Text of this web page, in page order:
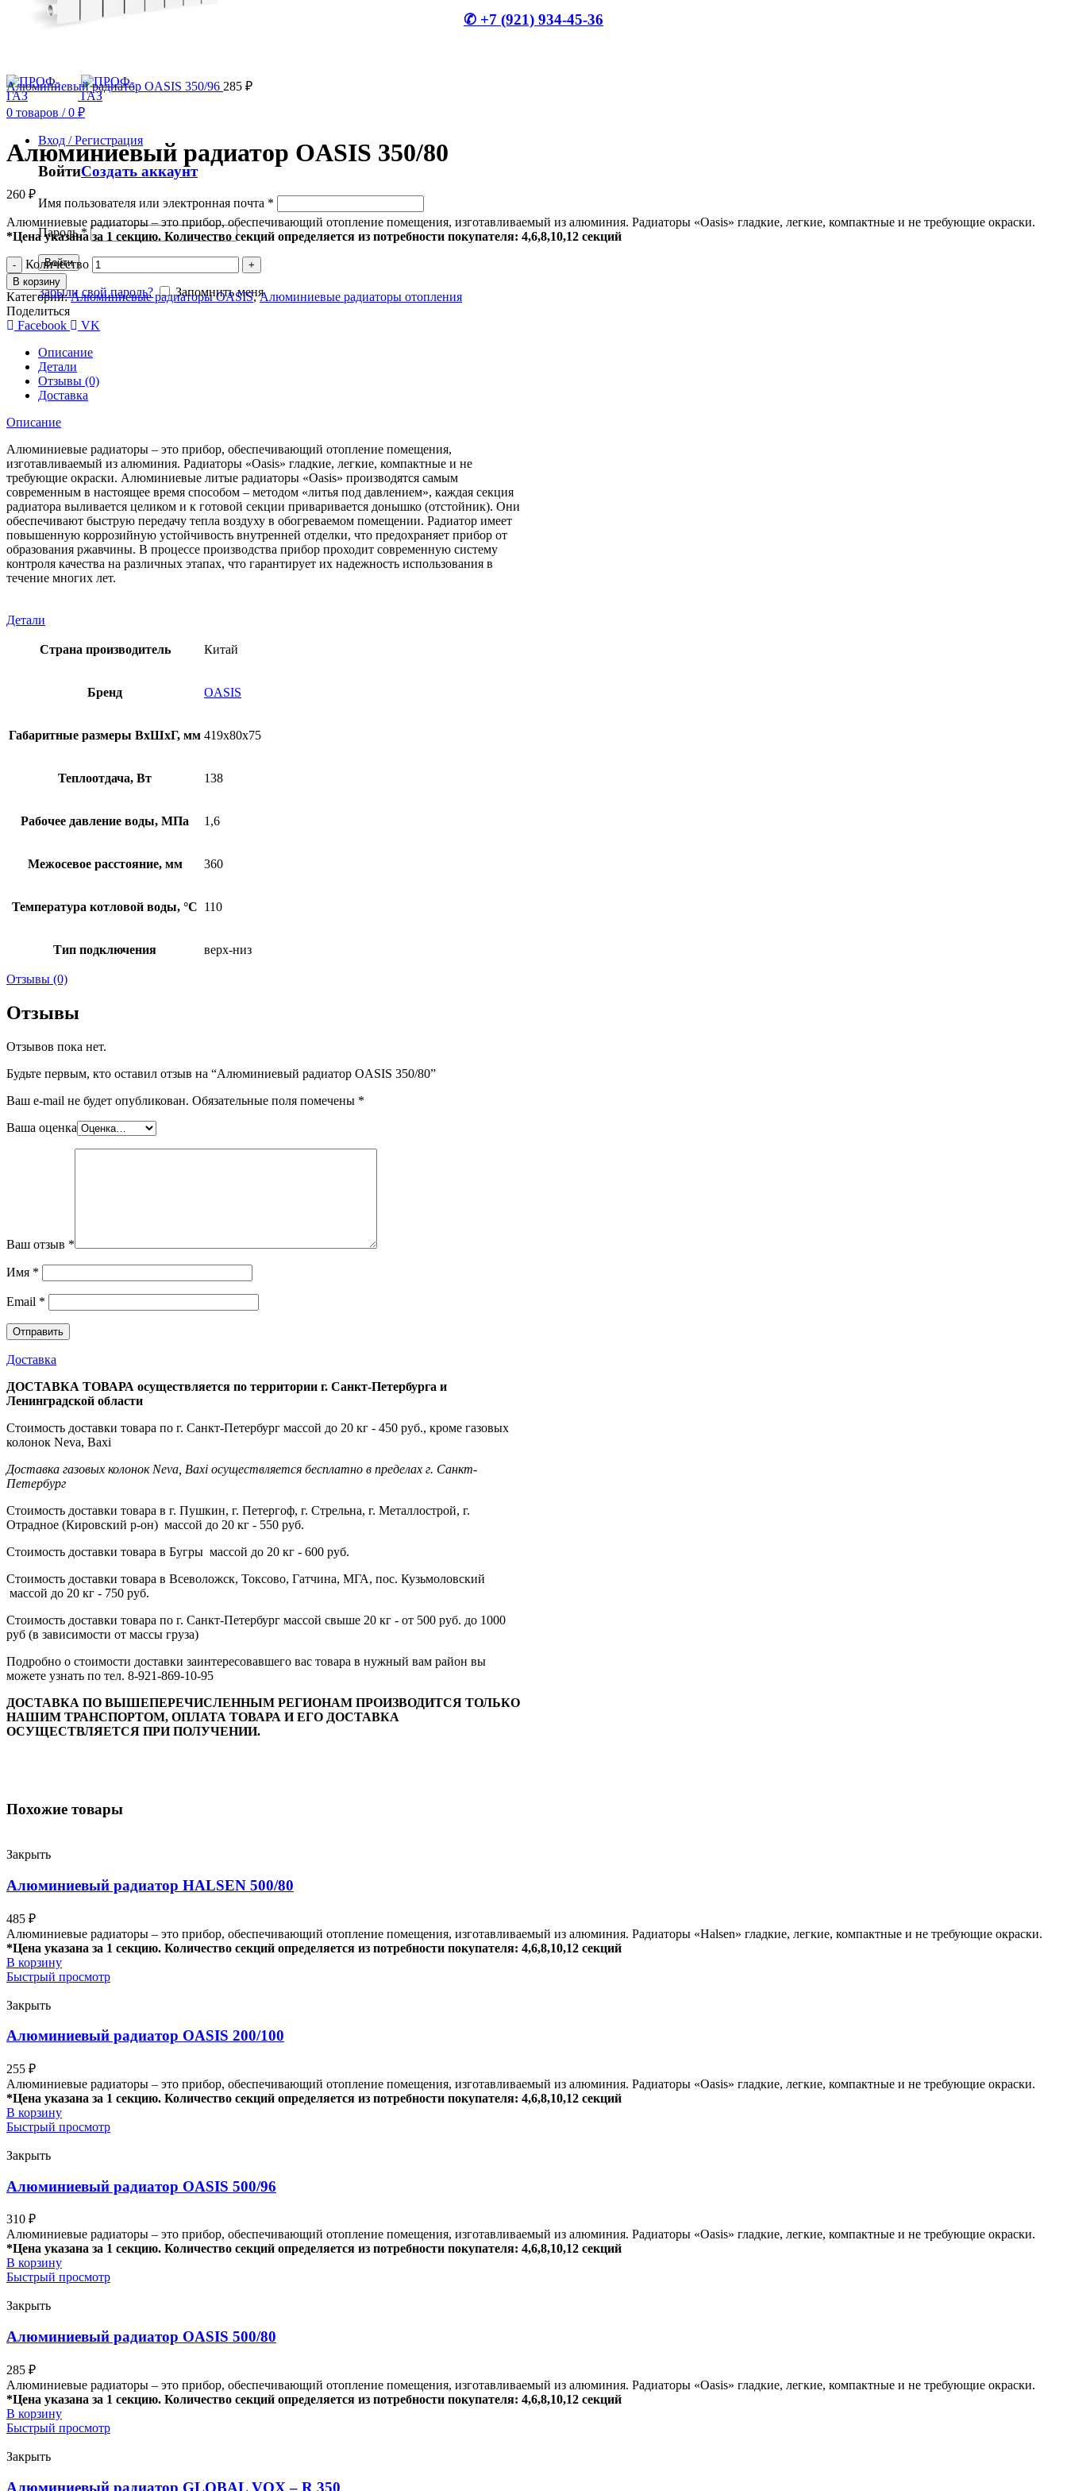
✆ +7 (921) 934-45-36
0 товаров / 0 ₽
Вход / Регистрация
ВойтиСоздать аккаунт
Имя пользователя или электронная почта *
Пароль*
Войти
Забыли свой пароль? Запомнить меня
Алюминиевый радиатор OASIS 350/96 285 ₽
Алюминиевый радиатор OASIS 350/80
260 ₽
Алюминиевые радиаторы – это прибор, обеспечивающий отопление помещения, изготавливаемый из алюминия. Радиаторы «Oasis» гладкие, легкие, компактные и не требующие окраски.
*Цена указана за 1 секцию. Количество секций определяется из потребности покупателя: 4,6,8,10,12 секций
Количество
В корзину
Категории:Алюминиевые радиаторы OASIS, Алюминиевые радиаторы отопления
Поделиться
Facebook
VK
Описание
Детали
Отзывы (0)
Доставка
Описание
Алюминиевые радиаторы – это прибор, обеспечивающий отопление помещения,
изготавливаемый из алюминия. Радиаторы «Oasis» гладкие, легкие, компактные и не
требующие окраски. Алюминиевые литые радиаторы «Oasis» производятся самым
современным в настоящее время способом – методом «литья под давлением», каждая секция
радиатора выливается целиком и к готовой секции приваривается донышко (отстойник). Они
обеспечивают быструю передачу тепла воздуху в обогреваемом помещении. Радиатор имеет
повышенную коррозийную устойчивость внутренней отделки, что предохраняет прибор от
образования ржавчины. В процессе производства прибор проходит современную систему
контроля качества на различных этапах, что гарантирует их надежность использования в
течение многих лет.
Детали
Страна производитель Китай
Бренд OASIS
Габаритные размеры ВхШхГ, мм 419х80х75
Теплоотдача, Вт 138
Рабочее давление воды, МПа 1,6
Межосевое расстояние, мм 360
Температура котловой воды, °C 110
Тип подключения верх-низ
Отзывы (0)
Отзывы
Отзывов пока нет.
Будьте первым, кто оставил отзыв на “Алюминиевый радиатор OASIS 350/80”
Ваш e-mail не будет опубликован. Обязательные поля помечены *
Ваша оценка
Ваш отзыв *
Имя *
Email *
Доставка
ДОСТАВКА ТОВАРА осуществляется по территории г. Санкт-Петербурга и
Ленинградской области
Стоимость доставки товара по г. Санкт-Петербург массой до 20 кг - 450 руб., кроме газовых
колонок Neva, Baxi
Доставка газовых колонок Neva, Baxi осуществляется бесплатно в пределах г. Санкт-
Петербург
Стоимость доставки товара в г. Пушкин, г. Петергоф, г. Стрельна, г. Металлострой, г.
Отрадное (Кировский р-он) массой до 20 кг - 550 руб.
Стоимость доставки товара в Бугры массой до 20 кг - 600 руб.
Стоимость доставки товара в Всеволожск, Токсово, Гатчина, МГА, пос. Кузьмоловский
массой до 20 кг - 750 руб.
Стоимость доставки товара по г. Санкт-Петербург массой свыше 20 кг - от 500 руб. до 1000
руб (в зависимости от массы груза)
Подробно о стоимости доставки заинтересовавшего вас товара в нужный вам район вы
можете узнать по тел. 8-921-869-10-95
ДОСТАВКА ПО ВЫШЕПЕРЕЧИСЛЕННЫМ РЕГИОНАМ ПРОИЗВОДИТСЯ ТОЛЬКО
НАШИМ ТРАНСПОРТОМ, ОПЛАТА ТОВАРА И ЕГО ДОСТАВКА
ОСУЩЕСТВЛЯЕТСЯ ПРИ ПОЛУЧЕНИИ.
Похожие товары
Закрыть
Алюминиевый радиатор HALSEN 500/80
485 ₽
Алюминиевые радиаторы – это прибор, обеспечивающий отопление помещения, изготавливаемый из алюминия. Радиаторы «Halsen» гладкие, легкие, компактные и не требующие окраски.
*Цена указана за 1 секцию. Количество секций определяется из потребности покупателя: 4,6,8,10,12 секций
В корзину
Быстрый просмотр
Закрыть
Алюминиевый радиатор OASIS 200/100
255 ₽
Алюминиевые радиаторы – это прибор, обеспечивающий отопление помещения, изготавливаемый из алюминия. Радиаторы «Oasis» гладкие, легкие, компактные и не требующие окраски.
*Цена указана за 1 секцию. Количество секций определяется из потребности покупателя: 4,6,8,10,12 секций
В корзину
Быстрый просмотр
Закрыть
Алюминиевый радиатор OASIS 500/96
310 ₽
Алюминиевые радиаторы – это прибор, обеспечивающий отопление помещения, изготавливаемый из алюминия. Радиаторы «Oasis» гладкие, легкие, компактные и не требующие окраски.
*Цена указана за 1 секцию. Количество секций определяется из потребности покупателя: 4,6,8,10,12 секций
В корзину
Быстрый просмотр
Закрыть
Алюминиевый радиатор OASIS 500/80
285 ₽
Алюминиевые радиаторы – это прибор, обеспечивающий отопление помещения, изготавливаемый из алюминия. Радиаторы «Oasis» гладкие, легкие, компактные и не требующие окраски.
*Цена указана за 1 секцию. Количество секций определяется из потребности покупателя: 4,6,8,10,12 секций
В корзину
Быстрый просмотр
Закрыть
Алюминиевый радиатор GLOBAL VOX – R 350